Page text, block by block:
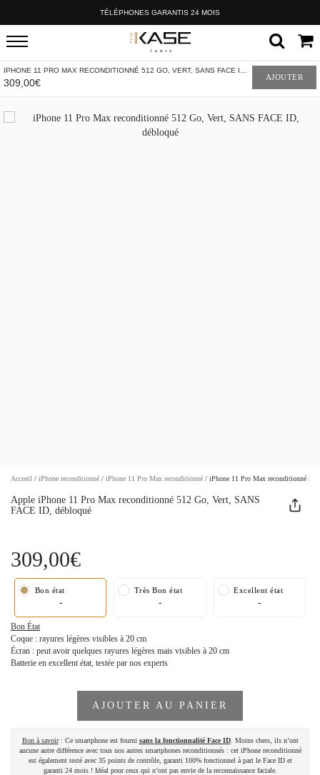
TÉLÉPHONES GARANTIS 24 MOIS
309,00€ AJOUTER
Accueil / iPhone reconditionné / iPhone 11 Pro Max reconditionné / iPhone 11 Pro Max reconditionné
Apple iPhone 11 Pro Max reconditionné 512 Go, Vert, SANS
FACE ID, débloqué
309,00€
Bon état
-
Très Bon état
-
Excellent état
-
Bon État
Coque : rayures légères visibles à 20 cm
Écran : peut avoir quelques rayures légères mais visibles à 20 cm
Batterie en excellent état, testée par nos experts
AJOUTER AU PANIER
Bon à savoir: Ce smartphone est fourni sans la fonctionnalité Face ID. Moins chers, ils n’ont
aucune autre différence avec tous nos autres smartphones reconditionnés : cet iPhone reconditionné
est également testé avec 35 points de contrôle, garanti 100% fonctionnel à part le Face ID et
garanti 24 mois ! Idéal pour ceux qui n’ont pas envie de la reconnaissance faciale.